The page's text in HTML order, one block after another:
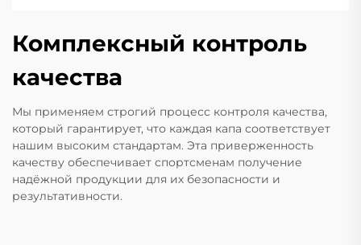
Комплексный контроль
качества
Мы применяем строгий процесс контроля качества,
который гарантирует, что каждая капа соответствует
нашим высоким стандартам. Эта приверженность
качеству обеспечивает спортсменам получение
надёжной продукции для их безопасности и
результативности.